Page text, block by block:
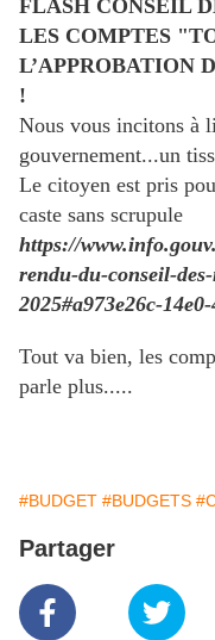
FLASH CONSEIL
LES COMPTES
L’APPROBATION
!
Nous vous incitons à
gouvernement...un
Le citoyen est pris
caste sans scrupule
https://
rendu-du-conseil-
2025#a973e26c-
Tout va bien, les
parle plus.....
#BUDGET #BUDGETS
Partager